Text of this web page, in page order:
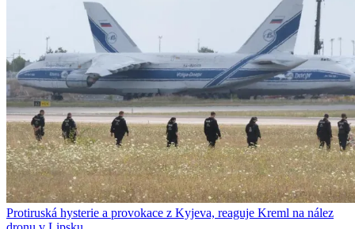
Protiruská hysterie a provokace z Kyjeva, reaguje Kreml na nález